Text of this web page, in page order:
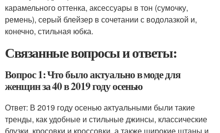
карамельного оттенка, аксессуары в тон (сумочку,
ремень), серый блейзер в сочетании с водолазкой и,
конечно, стильная юбка.
Связанные вопросы и ответы:
Вопрос 1: Что было актуально в моде для
женщин за 40 в 2019 году осенью
Ответ: В 2019 году осенью актуальными были такие
тренды, как удобные и стильные джинсы, классические